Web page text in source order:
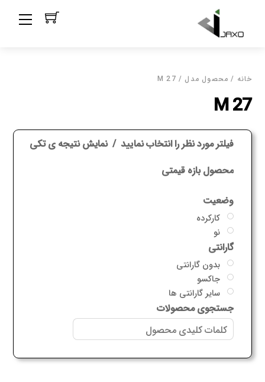
content
خانه / محصول مدل / M 27
M 27
فیلتر مورد نظر را انتخاب نمایید نمایش نتیجه ی تکی
محصول بازه قیمتی
وضعیت
کارکرده
نو
گارانتی
بدون گارانتی
جاکسو
سایر گارانتی ها
جستجوی محصولات